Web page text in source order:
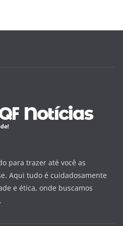
para trazer até você as
Aqui tudo é cuidadosamente
e ética, onde buscamos